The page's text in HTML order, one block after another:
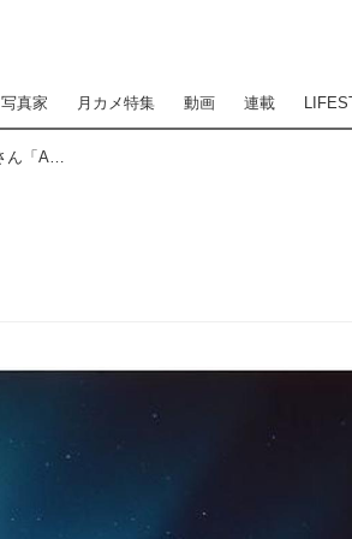
写真家 月カメ特集 動画 連載
カメラマン2021カレンダーのご紹介Part28 内野志織さん「Aurora」